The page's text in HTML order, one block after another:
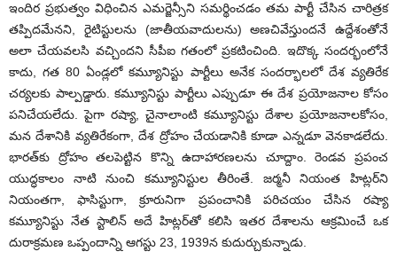
ఇందిర ప్రభుత్వం విధించిన ఎమర్జెన్సీని సమర్థించడం తమ పార్టీ చేసిన చారిత్రక
తప్పిదమేనని, రైటిస్టులను (జాతీయవాదులను) అణచివేస్తుందనే ఉద్దేశంతోనే
అలా చేయవలసి వచ్చిందని సీపీఐ గతంలో ప్రకటించింది. ఇదొక్క సందర్భంలోనే
కాదు, గత 80 ఏండ్లలో కమ్యూనిస్టు పార్టీలు అనేక సందర్భాలలో దేశ వ్యతిరేక
చర్యలకు పాల్పడ్డారు. కమ్యూనిస్టు పార్టీలు ఎప్పుడూ ఈ దేశ ప్రయోజనాల కోసం
పనిచేయలేదు. పైగా రష్యా, చైనాలాంటి కమ్యూనిస్టు దేశాల ప్రయోజనాలకోసం,
మన దేశానికి వ్యతిరేకంగా, దేశ ద్రోహం చేయడానికి కూడా ఎన్నడూ వెనకాడలేదు.
భారత్‌కు ద్రోహం తలపెట్టిన కొన్ని ఉదాహారణలను చూద్దాం. రెండవ ప్రపంచ
యుద్ధకాలం నాటి నుంచి కమ్యూనిస్టుల తీరింతే. జర్మనీ నియంత హిట్లర్‌ని
నియంతగా, ఫాసిస్టుగా, క్రూరునిగా ప్రపంచానికి పరిచయం చేసిన రష్యా
కమ్యూనిస్టు నేత స్టాలిన్ అదే హిట్లర్‌తో కలిసి ఇతర దేశాలను ఆక్రమించే ఒక
దురాక్రమణ ఒప్పందాన్ని ఆగస్టు 23, 1939న కుదుర్చుకున్నాడు.